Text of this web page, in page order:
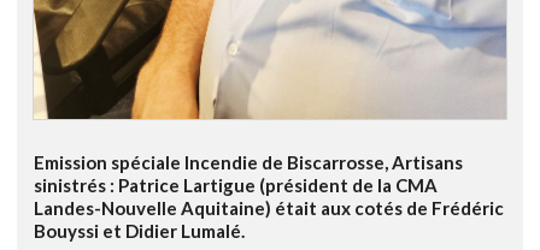
Emission spéciale Incendie de Biscarrosse, Artisans
sinistrés : Patrice Lartigue (président de la CMA
Landes-Nouvelle Aquitaine) était aux cotés de Frédéric
Bouyssi et Didier Lumalé.